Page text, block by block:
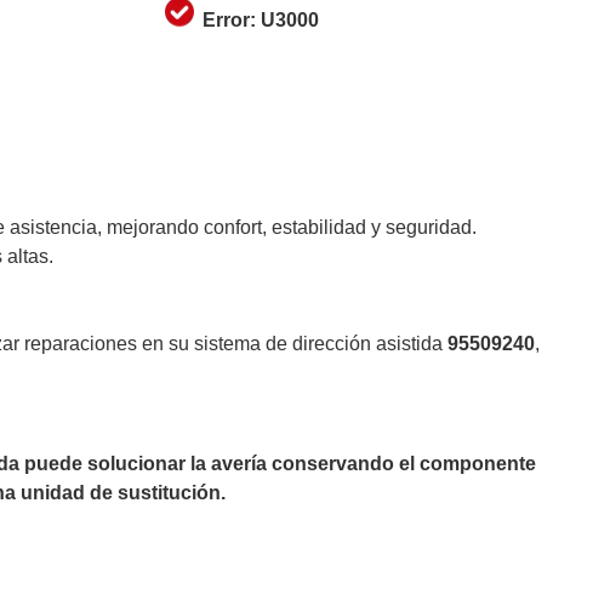
Error: U3000
mejorando confort, estabilidad y seguridad.
altas.
reparaciones en su sistema de dirección asistida 95509240,
puede solucionar la avería conservando el componente
unidad de sustitución.